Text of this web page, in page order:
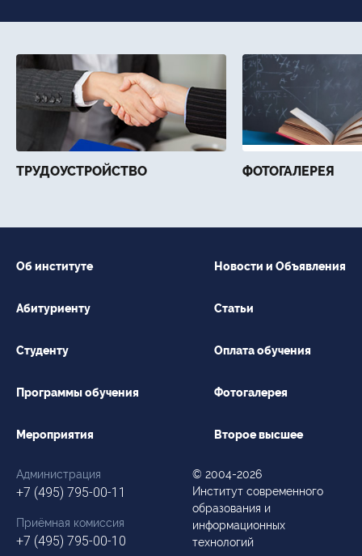
ТРУДОУСТРОЙСТВО ФОТОГАЛЕРЕЯ
Об институте
Абитуриенту
Студенту
Программы обучения
Мероприятия
Новости и Объявления
Статьи
Оплата обучения
Фотогалерея
Второе высшее
Администрация
+7 (495) 795-00-11
Приёмная комиссия
+7 (495) 795-00-10
© 2004-2026
Институт современного
образования и
информационных
технологий